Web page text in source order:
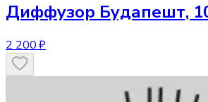
Диффузор Будапешт,
2 200 ₽